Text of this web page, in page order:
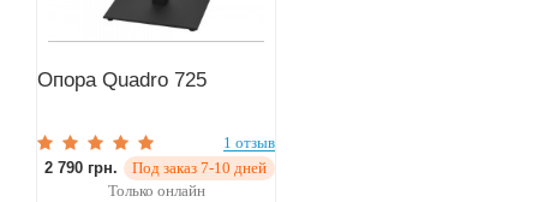
Опора Quadro 725
1 отзыв
2 790 грн.
Под заказ 7-10 дней
Только онлайн